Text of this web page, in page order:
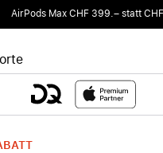
AirPods Max CHF 399.– statt
Artikel im Warenkorb.